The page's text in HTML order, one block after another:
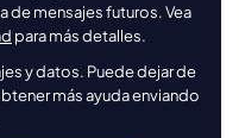
de mensajes futuros. Vea
para más detalles.
y datos. Puede dejar de
más ayuda enviando